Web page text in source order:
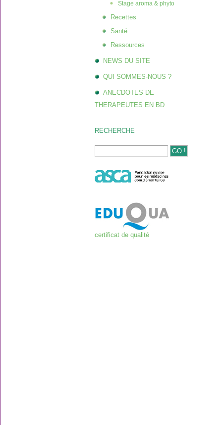
Stage aroma & phyto
Recettes
Santé
Ressources
NEWS DU SITE
QUI SOMMES-NOUS ?
ANECDOTES DE
THERAPEUTES EN BD
RECHERCHE
certificat de qualité